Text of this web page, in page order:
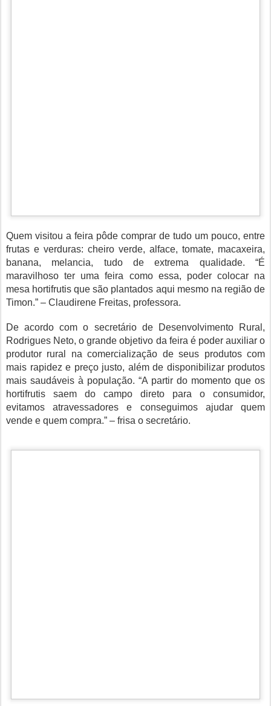
Quem visitou a feira pôde comprar de tudo um pouco, entre
frutas e verduras: cheiro verde, alface, tomate, macaxeira,
banana, melancia, tudo de extrema qualidade. “É
maravilhoso ter uma feira como essa, poder colocar na
mesa hortifrutis que são plantados aqui mesmo na região de
Timon.” – Claudirene Freitas, professora.
De acordo com o secretário de Desenvolvimento Rural,
Rodrigues Neto, o grande objetivo da feira é poder auxiliar o
produtor rural na comercialização de seus produtos com
mais rapidez e preço justo, além de disponibilizar produtos
mais saudáveis à população. “A partir do momento que os
hortifrutis saem do campo direto para o consumidor,
evitamos atravessadores e conseguimos ajudar quem
vende e quem compra.” – frisa o secretário.